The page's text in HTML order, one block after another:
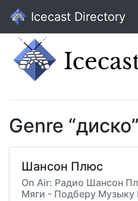
Icecast Directory
Genre
Шансон Плюс
On Air: Радио Шансон
Мяги - Подберу Музыку